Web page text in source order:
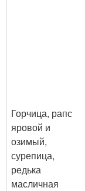
Горчица, рапс
яровой и
озимый,
сурепица,
редька
масличная